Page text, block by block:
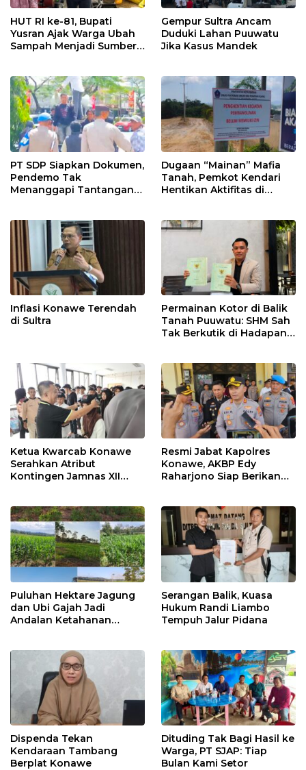
HUT RI ke-81, Bupati
Yusran Ajak Warga Ubah
Sampah Menjadi Sumber
Gempur Sultra Ancam
Duduki Lahan Puuwatu
Jika Kasus Mandek
PT SDP Siapkan Dokumen,
Pendemo Tak
Menanggapi Tantangan
Dugaan “Mainan” Mafia
Tanah, Pemkot Kendari
Hentikan Aktifitas di
Inflasi Konawe Terendah
di Sultra
Permainan Kotor di Balik
Tanah Puuwatu: SHM Sah
Tak Berkutik di Hadapan
Ketua Kwarcab Konawe
Serahkan Atribut
Kontingen Jamnas XII
Resmi Jabat Kapolres
Konawe, AKBP Edy
Raharjono Siap Berikan
Puluhan Hektare Jagung
dan Ubi Gajah Jadi
Andalan Ketahanan
Serangan Balik, Kuasa
Hukum Randi Liambo
Tempuh Jalur Pidana
Dispenda Tekan
Kendaraan Tambang
Berplat Konawe
Dituding Tak Bagi Hasil ke
Warga, PT SJAP: Tiap
Bulan Kami Setor